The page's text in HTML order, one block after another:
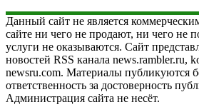
Данный сайт не является
сайте ни чего не продают, ни чего не
услуги не оказываются. Сайт
новостей RSS канала news.rambler.ru,
newsru.com. Материалы публикуются
ответственность за достоверность
Администрация сайта не несёт.